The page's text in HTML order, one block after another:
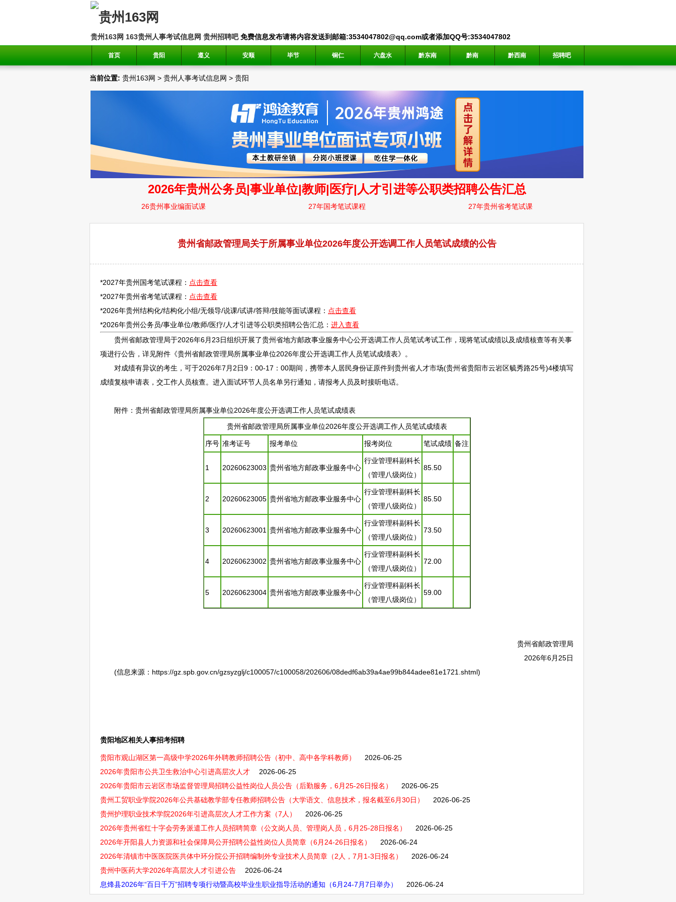
贵州163网 163贵州人事考试信息网 贵州招聘吧免费信息发布请将内容发送到邮箱:3534047802@qq.com或者添加QQ号:3534047802
首页 贵阳 遵义 安顺 毕节 铜仁 六盘水 黔东南 黔南 黔西南 招聘吧
当前位置: 贵州163网 > 贵州人事考试信息网 > 贵阳
贵州省邮政管理局关于所属事业单位2026年度公开选调工作人员笔试成绩的公告
*2027年贵州国考笔试课程： 点击查看
*2027年贵州省考笔试课程： 点击查看
*2026年贵州结构化/结构化小组/无领导/说课/试讲/答辩/技能等面试课程： 点击查看
*2026年贵州公务员/事业单位/教师/医疗/人才引进等公职类招聘公告汇总： 进入查看
贵州省邮政管理局于2026年6月23日组织开展了贵州省地方邮政事业服务中心公开选调工作人员笔试考试工作，现将笔试成绩以及成绩核查等有关事
项进行公告，详见附件《贵州省邮政管理局所属事业单位2026年度公开选调工作人员笔试成绩表》。
对成绩有异议的考生，可于2026年7月2日9：00-17：00期间，携带本人居民身份证原件到贵州省人才市场(贵州省贵阳市云岩区毓秀路25号)4楼填写
成绩复核申请表，交工作人员核查。进入面试环节人员名单另行通知，请报考人员及时接听电话。
附件：贵州省邮政管理局所属事业单位2026年度公开选调工作人员笔试成绩表
贵州省邮政管理局所属事业单位2026年度公开选调工作人员笔试成绩表
序号 准考证号 报考单位 报考岗位 笔试成绩 备注
1 20260623003 贵州省地方邮政事业服务中心
行业管理科副科长
（管理八级岗位）
85.50
2 20260623005 贵州省地方邮政事业服务中心
行业管理科副科长
（管理八级岗位）
85.50
3 20260623001 贵州省地方邮政事业服务中心
行业管理科副科长
（管理八级岗位）
73.50
4 20260623002 贵州省地方邮政事业服务中心
行业管理科副科长
（管理八级岗位）
72.00
5 20260623004 贵州省地方邮政事业服务中心
行业管理科副科长
（管理八级岗位）
59.00
贵州省邮政管理局
2026年6月25日
(信息来源：https://gz.spb.gov.cn/gzsyzglj/c100057/c100058/202606/08dedf6ab39a4ae99b844adee81e1721.shtml)
贵阳地区相关人事招考招聘
贵阳市观山湖区第一高级中学2026年外聘教师招聘公告（初中、高中各学科教师）
2026-06-25
2026年贵阳市公共卫生救治中心引进高层次人才
2026-06-25
2026年贵阳市云岩区市场监督管理局招聘公益性岗位人员公告（后勤服务，6月25-26日报名）
2026-06-25
贵州工贸职业学院2026年公共基础教学部专任教师招聘公告（大学语文、信息技术，报名截至6月30日）
2026-06-25
贵州护理职业技术学院2026年引进高层次人才工作方案（7人）
2026-06-25
2026年贵州省红十字会劳务派遣工作人员招聘简章（公文岗人员、管理岗人员，6月25-28日报名）
2026-06-25
2026年开阳县人力资源和社会保障局公开招聘公益性岗位人员简章（6月24-26日报名）
2026-06-24
2026年清镇市中医医院医共体中环分院公开招聘编制外专业技术人员简章（2人，7月1-3日报名）
2026-06-24
贵州中医药大学2026年高层次人才引进公告
2026-06-24
息烽县2026年“百日千万”招聘专项行动暨高校毕业生职业指导活动的通知（6月24-7月7日举办）
2026-06-24